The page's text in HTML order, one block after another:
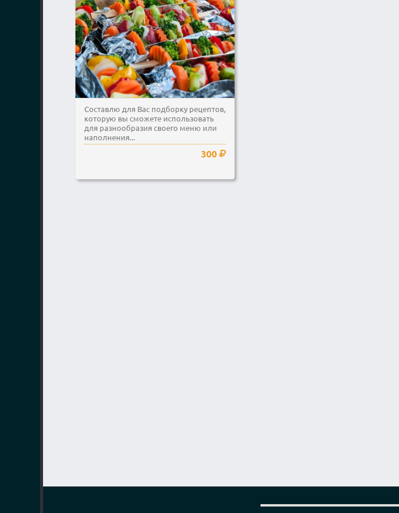
Составлю для Вас подборку рецептов,
которую вы сможете использовать
для разнообразия своего меню или
наполнения...
300